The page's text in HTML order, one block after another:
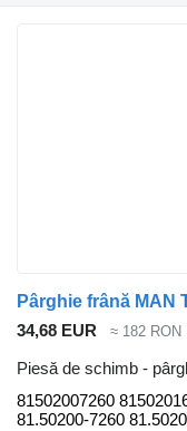
34,68 EUR ≈ 182 RON
Piesă de schimb -
81502007260
81.50200-7260